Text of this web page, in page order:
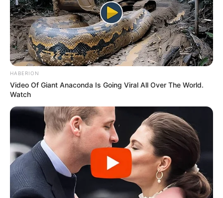
HABERION
Video Of Giant Anaconda Is Going Viral All Over The World.
Watch